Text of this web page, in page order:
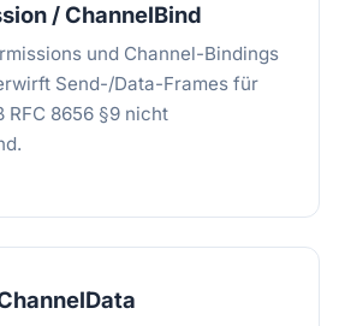
/ ChannelBind
und Channel-Bindings
Send-/Data-Frames für
RFC 8656 §9 nicht